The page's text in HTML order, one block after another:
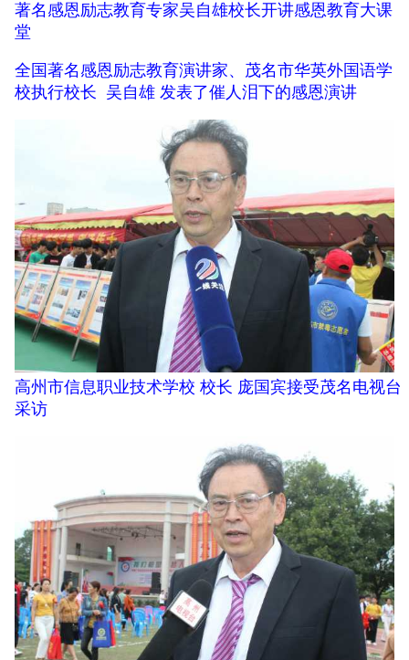
著名感恩励志教育专家吴自雄校长开讲感恩教育大课
堂
全国著名感恩励志教育演讲家、茂名市华英外国语学
校执行校长 吴自雄 发表了催人泪下的感恩演讲
高州市信息职业技术学校 校长 庞国宾接受茂名电视台
采访